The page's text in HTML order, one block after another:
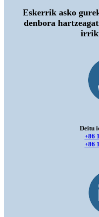
Eskerrik asko
denbora
Deitu
+86
+86